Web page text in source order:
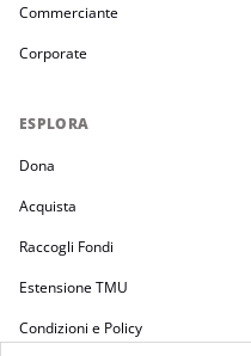
Commerciante
Corporate
ESPLORA
Dona
Acquista
Raccogli Fondi
Estensione TMU
Condizioni e Policy